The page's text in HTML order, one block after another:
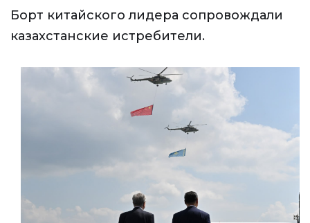
Борт китайского лидера сопровождали
казахстанские истребители.